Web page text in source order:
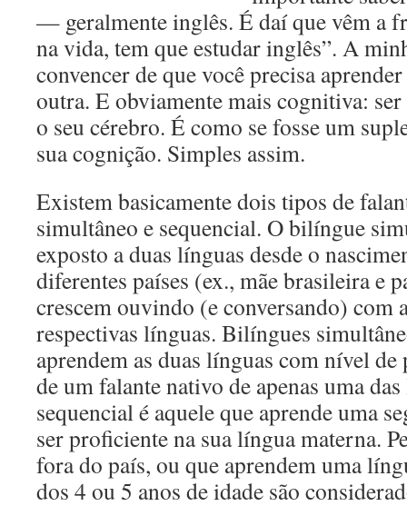
— geralmente inglês. É daí que vêm a
na vida, tem que estudar inglês”. A
convencer de que você precisa
outra. E obviamente mais cognitiva:
o seu cérebro. É como se fosse um
sua cognição. Simples assim.
Existem basicamente dois tipos de
simultâneo e sequencial. O bilíngue
exposto a duas línguas desde o
diferentes países (ex., mãe brasileira e
crescem ouvindo (e conversando) com
respectivas línguas. Bilíngues
aprendem as duas línguas com nível
de um falante nativo de apenas uma
sequencial é aquele que aprende uma
ser proficiente na sua língua materna.
fora do país, ou que aprendem uma
dos 4 ou 5 anos de idade são